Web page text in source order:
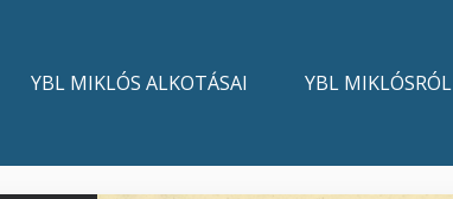
MainYBL MIKLÓS ALKOTÁSAI YBL MIKLÓSRÓL